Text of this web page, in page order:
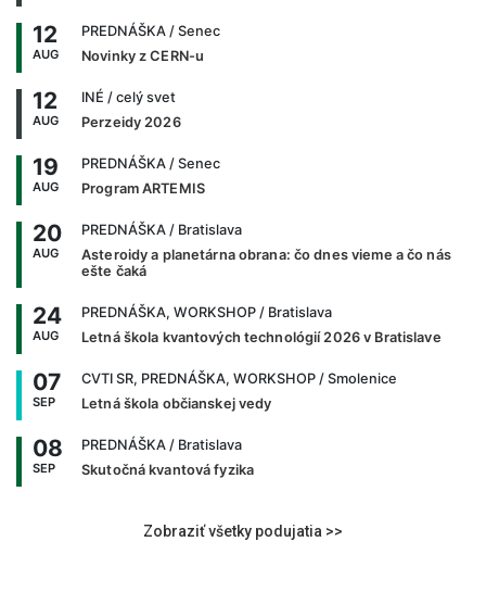
12
AUG
PREDNÁŠKA / Senec
Novinky z CERN-u
12
AUG
INÉ / celý svet
Perzeidy 2026
19
AUG
PREDNÁŠKA / Senec
Program ARTEMIS
20
AUG
PREDNÁŠKA / Bratislava
Asteroidy a planetárna obrana: čo dnes vieme a čo nás
ešte čaká
24
AUG
PREDNÁŠKA, WORKSHOP / Bratislava
Letná škola kvantových technológií 2026 v Bratislave
07
SEP
CVTI SR, PREDNÁŠKA, WORKSHOP / Smolenice
Letná škola občianskej vedy
08
SEP
PREDNÁŠKA / Bratislava
Skutočná kvantová fyzika
Zobraziť všetky podujatia >>